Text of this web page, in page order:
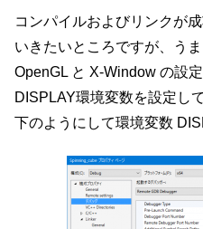
コンパイルおよびリンクが
いきたいところですが、うま
OpenGL と X-Window の設
DISPLAY環境変数を設定し
下のようにして環境変数